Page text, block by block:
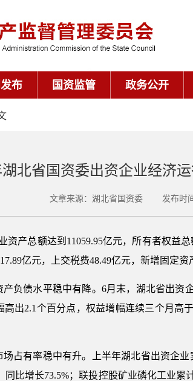
布 国资监管 政务公开
湖北省国资委出资企业经济
文章来源：湖北省国资委 发布时间
资产总额达到11059.95亿元，所有者权益
亿元，上交税费48.49亿元，新增固定资
负债水平稳中有降。6月末，湖北省出资
高出2.1个百分点，权益增幅连续三个月高
占有率稳中有升。上半年湖北省出资企
同比增长73.5%；联投控股矿业磷化工业累